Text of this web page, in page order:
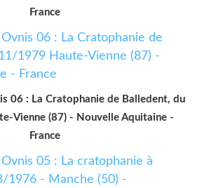
France
06 : La Cratophanie de Balledent, du
Vienne (87) - Nouvelle Aquitaine -
France